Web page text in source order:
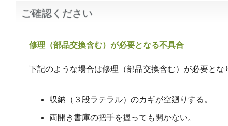
ご確認ください
修理（部品交換含む）が必要となる不具合
下記のような場合は修理（部品交換含む）が必要とな
収納（３段ラテラル）のカギが空廻りする。
両開き書庫の把手を握っても開かない。